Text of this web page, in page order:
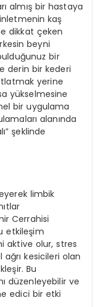
almış bir hastaya
kaş
dikkat çeken
beyni
bir
derin bir kederi
yerine
yükselmesine
bir uygulama
alanında
şeklinde
limbik
Cerrahisi
etkileşim
aktive olur, stres
ağrı kesicileri olan
Bu
düzenleyebilir ve
edici bir etki